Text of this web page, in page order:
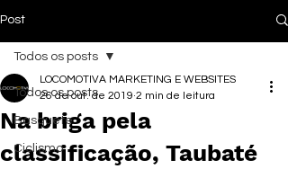
Post
Todos os posts
Basquete
Ciclismo
Todos os posts
Na briga pela
classificação, Taubaté
LOCOMOTIVA MARKETING E WEBSITES
26 de out. de 2019 2 min de leitura